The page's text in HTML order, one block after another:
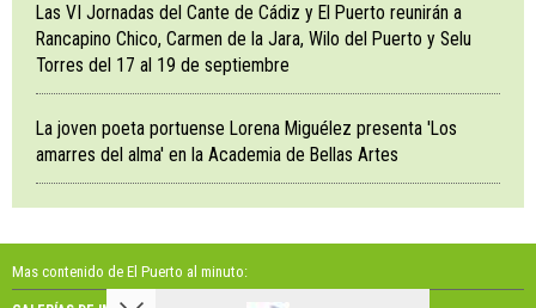
Las VI Jornadas del Cante de Cádiz y El Puerto reunirán a
Rancapino Chico, Carmen de la Jara, Wilo del Puerto y Selu
Torres del 17 al 19 de septiembre
La joven poeta portuense Lorena Miguélez presenta 'Los
amarres del alma' en la Academia de Bellas Artes
Mas contenido de El Puerto al minuto: